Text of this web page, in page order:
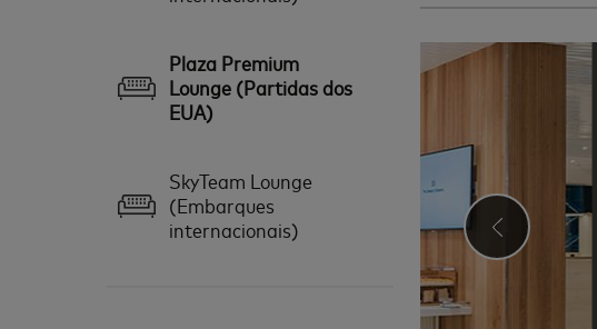
Plaza Premium
Lounge (Partidas dos
EUA)
SkyTeam Lounge
(Embarques
internacionais)
‹